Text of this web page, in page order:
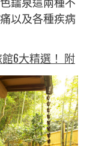
以及各種疾病
6大精選！ 附